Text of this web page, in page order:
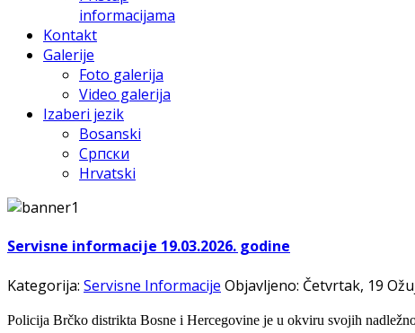
informacijama
Kontakt
Galerije
Foto galerija
Video galerija
Izaberi jezik
Bosanski
Српски
Hrvatski
Servisne informacije 19.03.2026. godine
Kategorija: Servisne Informacije Objavljeno: Četvrtak, 19
Policija Brčko distrikta Bosne i Hercegovine je u okviru svojih